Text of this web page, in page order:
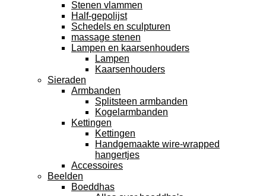
Stenen vlammen
Half-gepolijst
Schedels en sculpturen
massage stenen
Lampen en kaarsenhouders
Lampen
Kaarsenhouders
Sieraden
Armbanden
Splitsteen armbanden
Kogelarmbanden
Kettingen
Kettingen
Handgemaakte wire-wrapped
hangertjes
Accessoires
Beelden
Boeddhas